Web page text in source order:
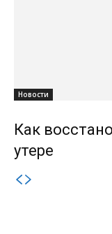
Новости
Как
утере